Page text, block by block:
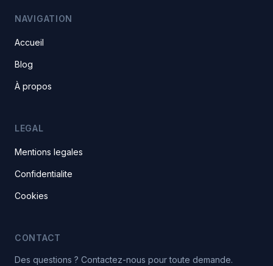
NAVIGATION
Accueil
Blog
À propos
LEGAL
Mentions legales
Confidentialite
Cookies
CONTACT
Des questions ? Contactez-nous pour toute demande.